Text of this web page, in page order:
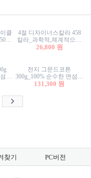
클
4절 디자이너스칼라 458
칼라_과학적,체계적으로
분류된 200색을 갖춘 색지
26,800 원
유
전지 그문드코튼
300g_100% 순수한 면섬유
로 만든 친환경프리미엄
131,300 원
찾기 PC버전